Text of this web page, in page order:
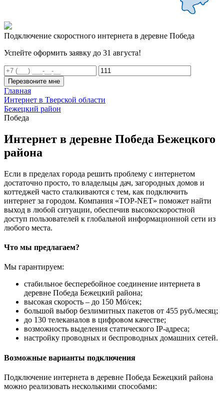
Подключение скоростного интернета в деревне Победа
Успейте оформить заявку до 31 августа!
Перезвоните мне
Главная
Интернет в Тверской области
Бежецкий район
Победа
Интернет в деревне Победа Бежецкого
района
Если в пределах города решить проблему с интернетом
достаточно просто, то владельцы дач, загородных домов и
коттеджей часто сталкиваются с тем, как подключить
интернет за городом. Компания «TOP-NET» поможет найти
выход в любой ситуации, обеспечив высокоскоростной
доступ пользователей к глобальной информационной сети из
любого места.
Что мы предлагаем?
Мы гарантируем:
стабильное бесперебойное соединение интернета в
деревне Победа Бежецкий района;
высокая скорость – до 150 Мб/сек;
большой выбор безлимитных пакетов от 455 руб./месяц;
до 130 телеканалов в цифровом качестве;
возможность выделения статического IP-адреса;
настройку проводных и беспроводных домашних сетей.
Возможные варианты подключения
Подключение интернета в деревне Победа Бежецкий района
можно реализовать несколькими способами: